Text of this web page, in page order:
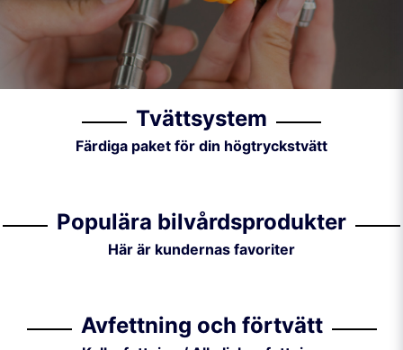
Tvättsystem
Färdiga paket för din högtryckstvätt
Populära bilvårdsprodukter
Här är kundernas favoriter
Avfettning och förtvätt